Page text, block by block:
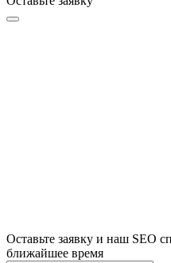
Оставьте заявку и наш SEO
ближайшее время